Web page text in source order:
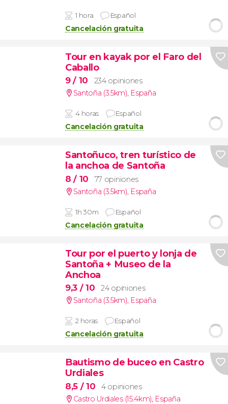
1 hora Español
Cancelación gratuita
Tour en kayak por el Faro del
Caballo
9/ 10
234 opiniones
Santoña (3.5km), España
4 horas Español
Cancelación gratuita
Santoñuco, tren turístico de
la anchoa de Santoña
8/ 10
77 opiniones
Santoña (3.5km), España
1h 30m Español
Cancelación gratuita
Tour por el puerto y lonja de
Santoña + Museo de la
Anchoa
9,3 / 10
24 opiniones
Santoña (3.5km), España
2 horas Español
Cancelación gratuita
Bautismo de buceo en Castro
Urdiales
8,5 / 10
4 opiniones
Castro Urdiales (15.4km), España